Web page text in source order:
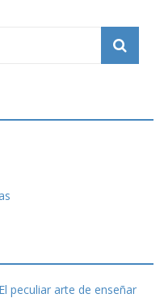
peculiar arte de enseñar